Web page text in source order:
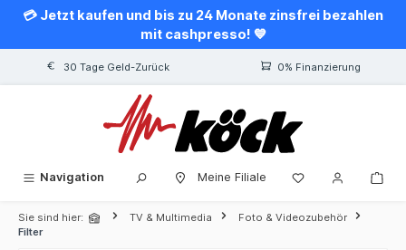
springen
💳 Jetzt kaufen und bis zu 24 Monate zinsfrei bezahlen
mit cashpresso! 💙
30 Tage Geld-Zurück 0% Finanzierung
Navigation Meine Filiale
Sie sind hier: TV & Multimedia
Foto & Videozubehör
Filter